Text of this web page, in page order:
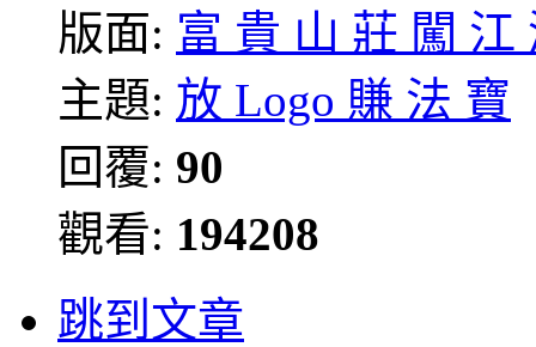
版面: 富 貴 山 莊 闖 江
主題: 放 Logo 賺 法 寶
回覆: 90
觀看: 194208
跳到文章